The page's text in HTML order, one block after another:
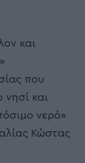
και
που
νησί και
νερό»
Κώστας